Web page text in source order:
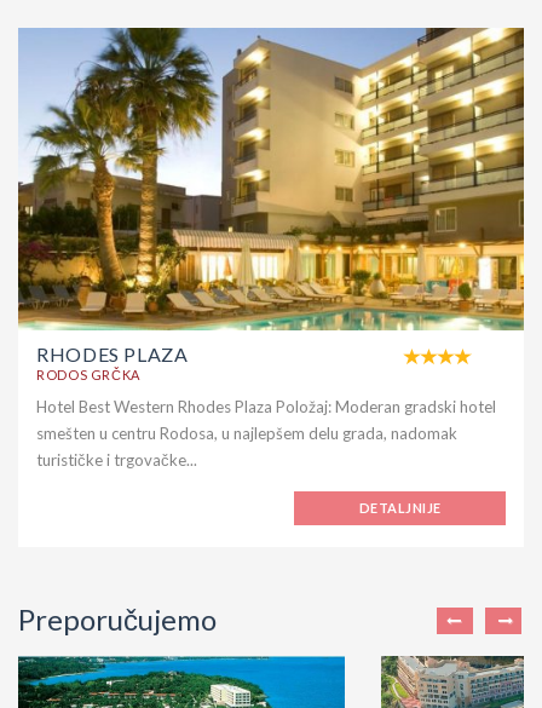
RHODES PLAZA
RODOS GRČKA
Hotel Best Western Rhodes Plaza Položaj: Moderan gradski hotel
smešten u centru Rodosa, u najlepšem delu grada, nadomak
turističke i trgovačke...
DETALJNIJE
Preporučujemo